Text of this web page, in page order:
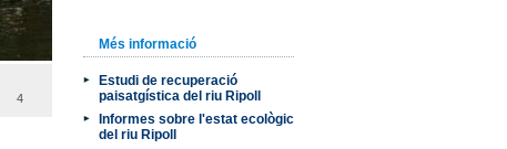
4
Més informació
Estudi de recuperació
paisatgística del riu Ripoll
Informes sobre l'estat ecològic
del riu Ripoll